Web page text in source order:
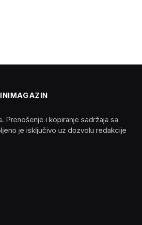
Prenošenje i kopiranje sadržaja sa
je isključivo uz dozvolu redakcije